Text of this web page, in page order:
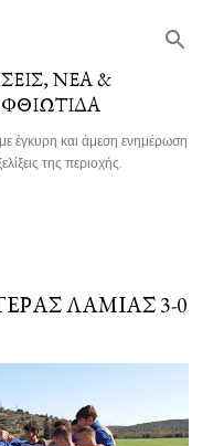
ΝΈΑ &
έγκυρη και άμεση ενημέρωση
της περιοχής.
ΛΑΜΊΑΣ 3-0